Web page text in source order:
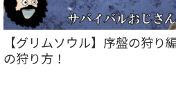
【グリムソウル】序盤の狩り
の狩り方！